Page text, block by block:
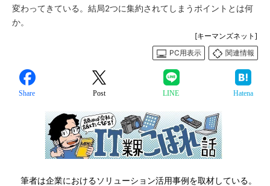
変わってきている。結局2つに集約されてしまうポイントとは何
か。
[キーマンズネット]
PC用表示
関連情報
Share Post LINE Hatena
筆者は企業におけるソリューション活用事例を取材している。